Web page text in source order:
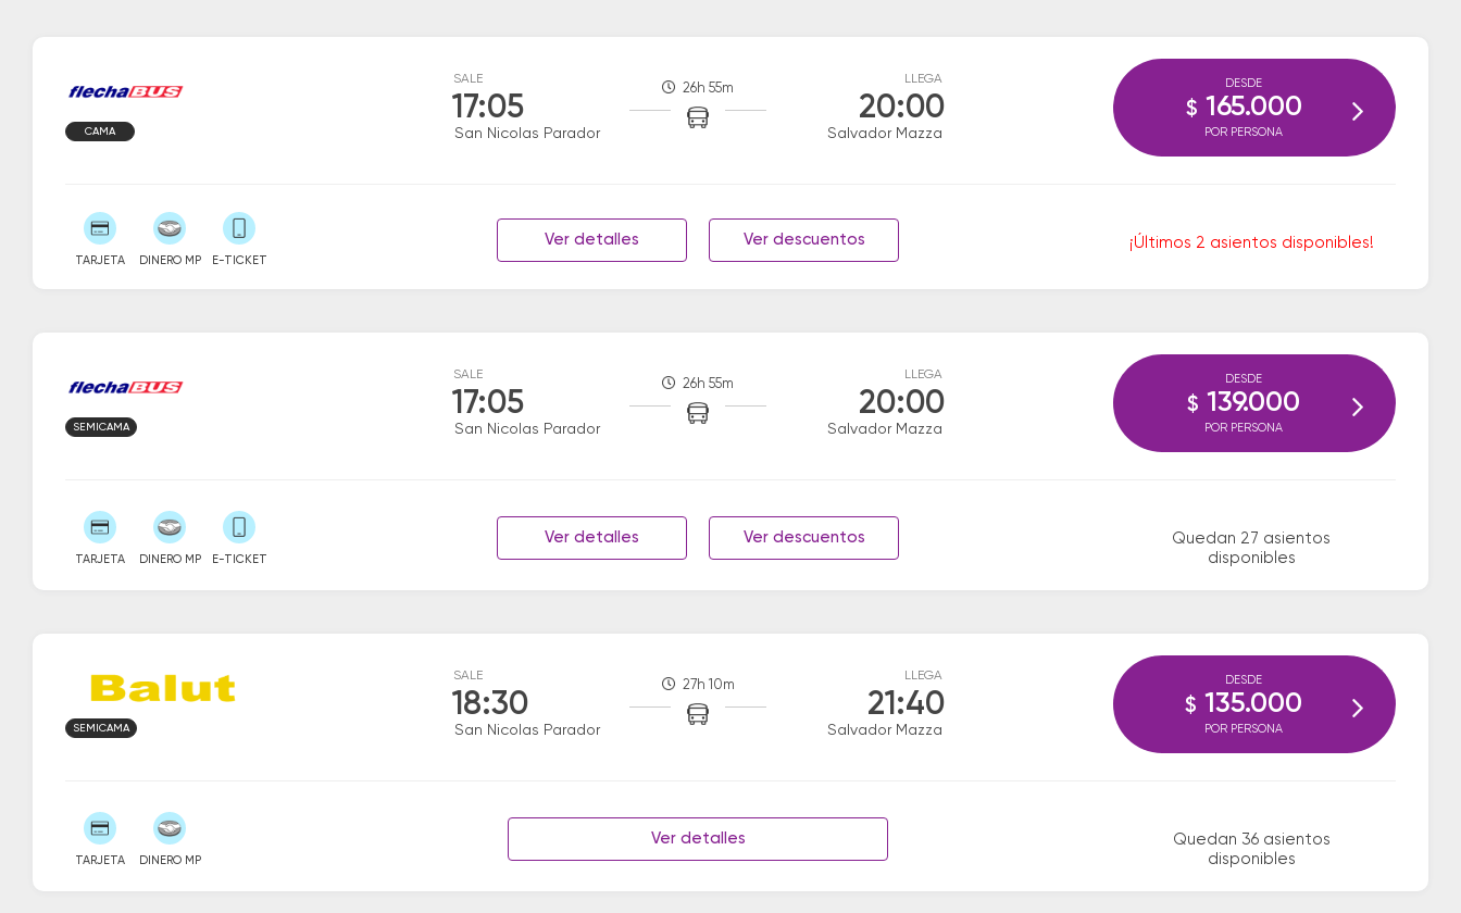
SALE
17:05
San Nicolas Parador
26h 55m
LLEGA
20:00
Salvador Mazza
CAMA
TARJETA DINERO MP E-TICKET
Ver detalles Ver descuentos ¡Últimos 2 asientos disponibles!
DESDE
$ 165.000
POR PERSONA
SALE
17:05
San Nicolas Parador
26h 55m
LLEGA
20:00
Salvador Mazza
SEMICAMA
TARJETA DINERO MP E-TICKET
Ver detalles Ver descuentos
Quedan 27 asientos
disponibles
DESDE
$ 139.000
POR PERSONA
SALE
18:30
San Nicolas Parador
27h 10m
LLEGA
21:40
Salvador Mazza
SEMICAMA
TARJETA DINERO MP
Ver detalles
Quedan 36 asientos
disponibles
DESDE
$ 135.000
POR PERSONA